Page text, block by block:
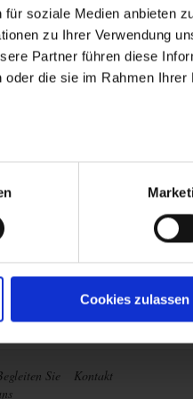
soziale Medien anbieten
zu Ihrer Verwendung
Partner führen diese
die sie im Rahmen Ihrer
Cookies zulassen
8345
Sie
Kontakt